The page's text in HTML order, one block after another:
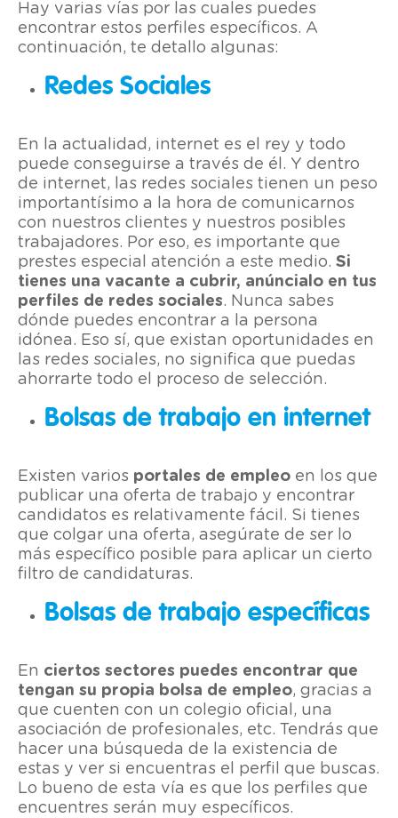
Hay varias vías por las cuales puedes
encontrar estos perfiles específicos. A
continuación, te detallo algunas:
Redes Sociales
En la actualidad, internet es el rey y todo
puede conseguirse a través de él. Y dentro
de internet, las redes sociales tienen un peso
importantísimo a la hora de comunicarnos
con nuestros clientes y nuestros posibles
trabajadores. Por eso, es importante que
prestes especial atención a este medio. Si
tienes una vacante a cubrir, anúncialo en tus
perfiles de redes sociales. Nunca sabes
dónde puedes encontrar a la persona
idónea. Eso sí, que existan oportunidades en
las redes sociales, no significa que puedas
ahorrarte todo el proceso de selección.
Bolsas de trabajo en internet
Existen varios portales de empleo en los que
publicar una oferta de trabajo y encontrar
candidatos es relativamente fácil. Si tienes
que colgar una oferta, asegúrate de ser lo
más específico posible para aplicar un cierto
filtro de candidaturas.
Bolsas de trabajo específicas
En ciertos sectores puedes encontrar que
tengan su propia bolsa de empleo, gracias a
que cuenten con un colegio oficial, una
asociación de profesionales, etc. Tendrás que
hacer una búsqueda de la existencia de
estas y ver si encuentras el perfil que buscas.
Lo bueno de esta vía es que los perfiles que
encuentres serán muy específicos.